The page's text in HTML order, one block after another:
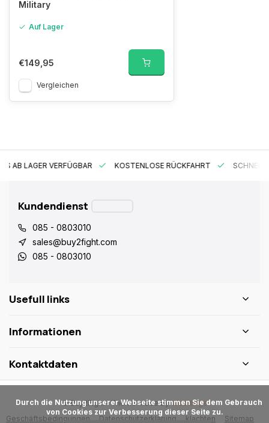
Military
Auf Lager
€149,95
Vergleichen
AB LAGER VERFÜGBAR KOSTENLOSE RÜCKFAHRT
Kundendienst
085 - 0803010
sales@buy2fight.com
085 - 0803010
Usefull links
Informationen
Kontaktdaten
Geschäftsbedingungen Datenschutzerklärung klachten Sitemap
© Buy2Fight- Theme made byWebdinge
von Cookies zur Verbesserung dieser Seite zu.